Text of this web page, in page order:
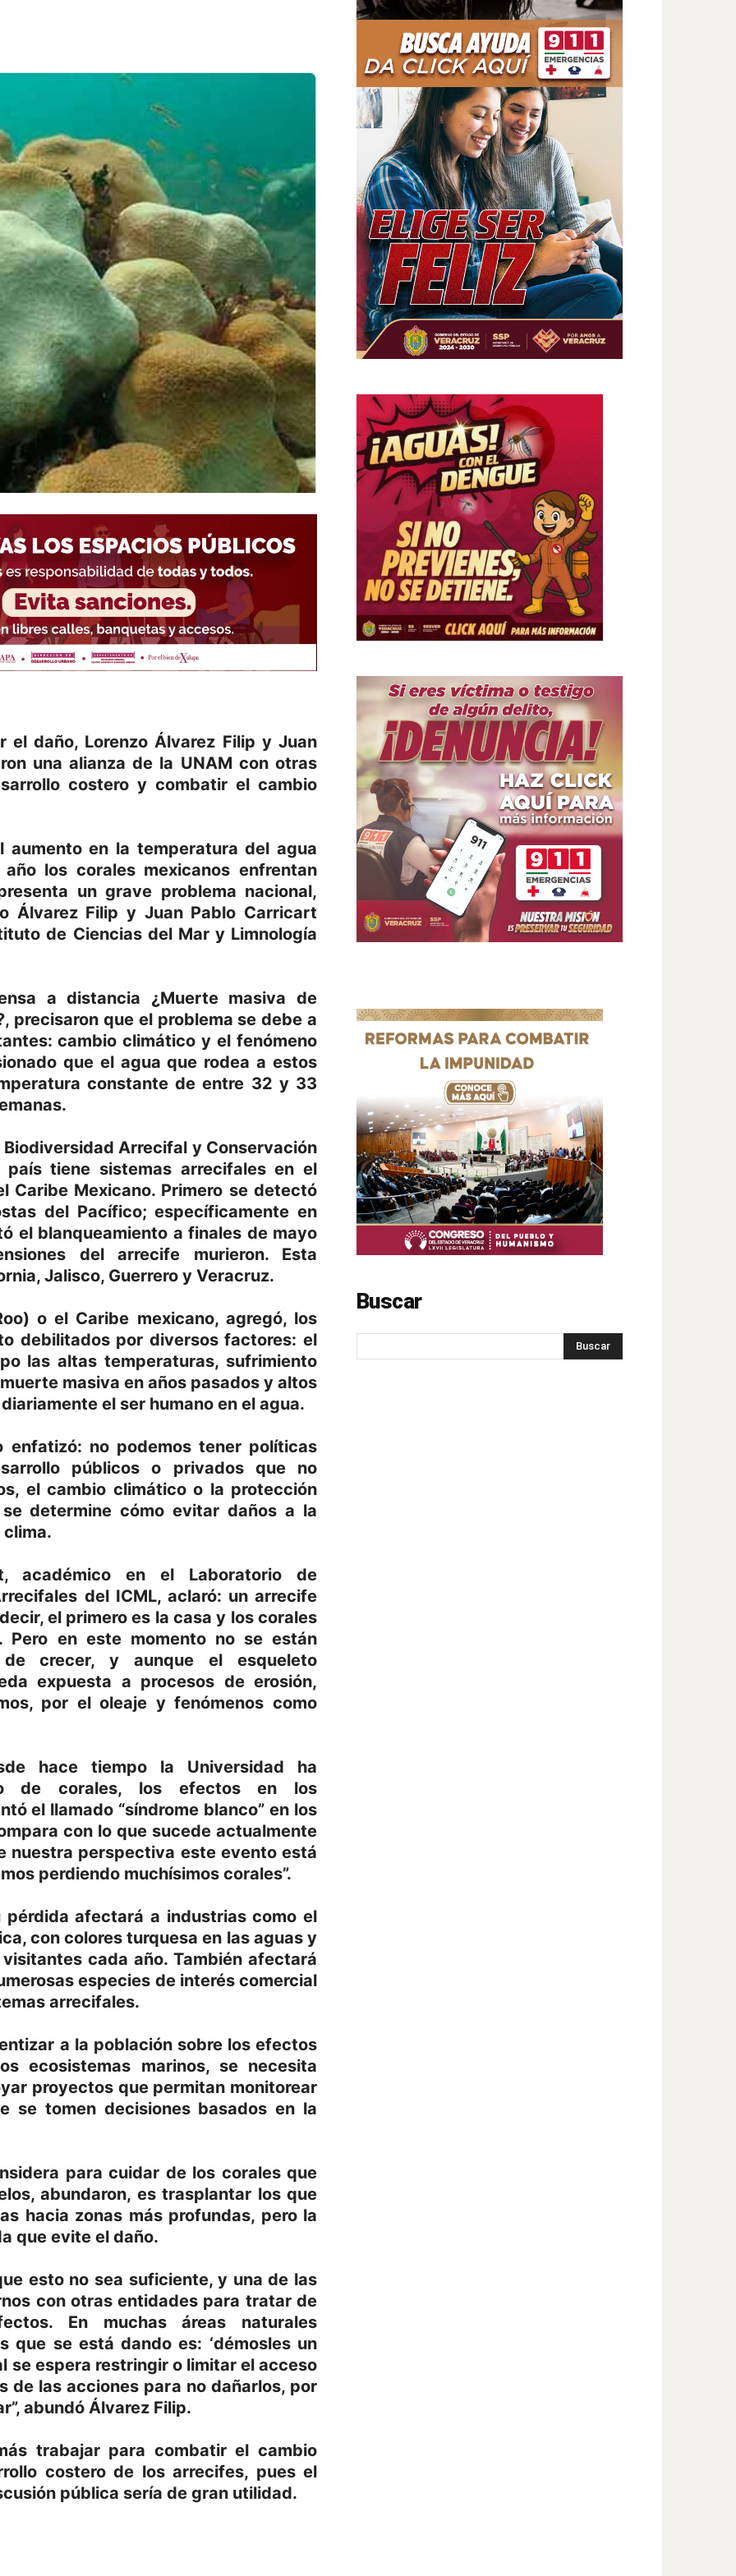
el daño, Lorenzo Álvarez Filip y Juan
una alianza de la UNAM con otras
costero y combatir el cambio
en la temperatura del agua
los corales mexicanos enfrentan
un grave problema nacional,
Álvarez Filip y Juan Pablo Carricart
de Ciencias del Mar y Limnología
a distancia ¿Muerte masiva de
precisaron que el problema se debe a
cambio climático y el fenómeno
que el agua que rodea a estos
constante de entre 32 y 33
Arrecifal y Conservación
tiene sistemas arrecifales en el
Caribe Mexicano. Primero se detectó
del Pacífico; específicamente en
el blanqueamiento a finales de mayo
del arrecife murieron. Esta
Jalisco, Guerrero y Veracruz.
o el Caribe mexicano, agregó, los
debilitados por diversos factores: el
las altas temperaturas, sufrimiento
masiva en años pasados y altos
el ser humano en el agua.
no podemos tener políticas
públicos o privados que no
el cambio climático o la protección
determine cómo evitar daños a la
académico en el Laboratorio de
del ICML, aclaró: un arrecife
el primero es la casa y los corales
Pero en este momento no se están
crecer, y aunque el esqueleto
expuesta a procesos de erosión,
por el oleaje y fenómenos como
hace tiempo la Universidad ha
de corales, los efectos en los
el llamado “síndrome blanco” en los
con lo que sucede actualmente
nuestra perspectiva este evento está
perdiendo muchísimos corales”.
afectará a industrias como el
con colores turquesa en las aguas y
cada año. También afectará
especies de interés comercial
arrecifales.
a la población sobre los efectos
ecosistemas marinos, se necesita
proyectos que permitan monitorear
se tomen decisiones basados en la
para cuidar de los corales que
abundaron, es trasplantar los que
hacia zonas más profundas, pero la
que evite el daño.
esto no sea suficiente, y una de las
con otras entidades para tratar de
En muchas áreas naturales
que se está dando es: ‘démosles un
se espera restringir o limitar el acceso
de las acciones para no dañarlos, por
abundó Álvarez Filip.
trabajar para combatir el cambio
costero de los arrecifes, pues el
pública sería de gran utilidad.
Buscar